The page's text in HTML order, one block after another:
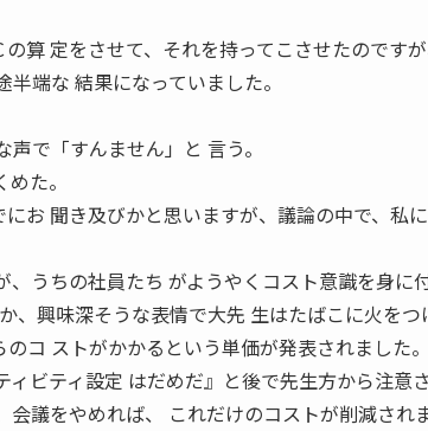
算 定をさせて、それを持ってこさせたのです
端な 結果になっていました。
で「すんません」と 言う。
た。
お 聞き及びかと思いますが、議論の中で、私
うちの社員たち がようやくコスト意識を身に
興味深そうな表情で大先 生はたばこに火をつ
コ ストがかかるという単価が発表されました。
ビティ設定 はだめだ』と後で先生方から注意
議をやめれば、 これだけのコストが削減され